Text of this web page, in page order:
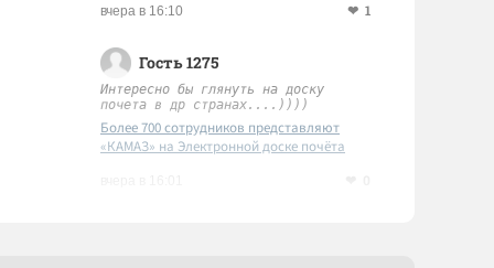
вчера в 16:10 1
Гость 1275
Интересно бы глянуть на доску
почета в др странах....))))
Более 700 сотрудников представляют
«КАМАЗ» на Электронной доске почёта